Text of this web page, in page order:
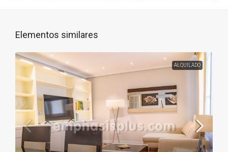
Elementos similares
ALQUILADO